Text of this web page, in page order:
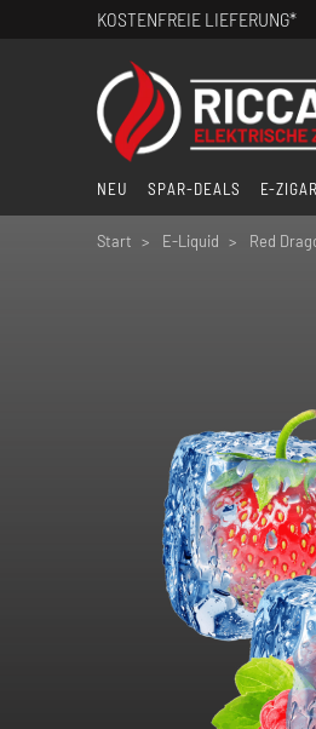
KOSTENFREIE LIEFERUNG*
NEU SPAR-DEALS E-
Start E-Liquid Red